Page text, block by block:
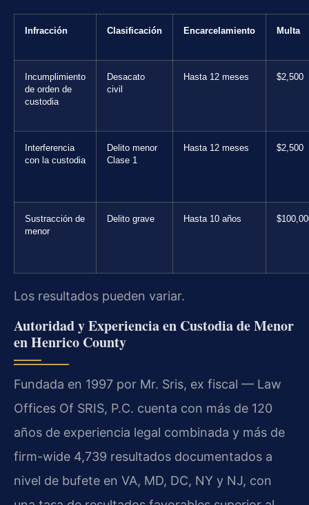
Infracción Clasificación Encarcelamiento Multa
Incumplimiento
de orden de
custodia
Desacato
civil
Hasta 12 meses $2,500
Interferencia
con la custodia
Delito menor
Clase 1
Hasta 12 meses $2,500
Sustracción de
menor
Delito grave Hasta 10 años
Los resultados pueden variar.
Autoridad y Experiencia en Custodia de Menor
en Henrico County
Fundada en 1997 por Mr. Sris, ex fiscal — Law
Offices Of SRIS, P.C. cuenta con más de 120
años de experiencia legal combinada y más de
firm-wide 4,739 resultados documentados a
nivel de bufete en VA, MD, DC, NY y NJ, con